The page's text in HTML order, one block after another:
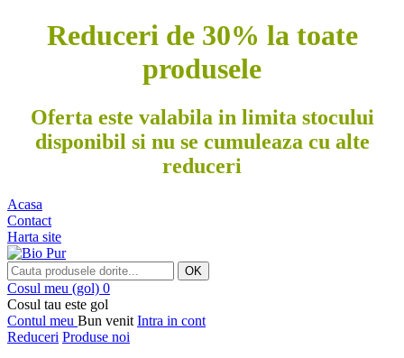
Reduceri de 30% la toate
produsele
Oferta este valabila in limita stocului
disponibil si nu se cumuleaza cu alte
reduceri
Acasa
Contact
Harta site
OK
Cosul meu (gol) 0
Cosul tau este gol
Contul meu Bun venit Intra in cont
Reduceri Produse noi